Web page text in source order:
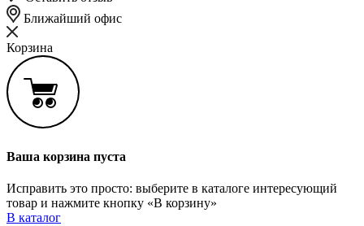
Ближайший офис
Корзина
Ваша корзина пуста
Исправить это просто: выберите в каталоге интересующий
товар и нажмите кнопку «В корзину»
В каталог